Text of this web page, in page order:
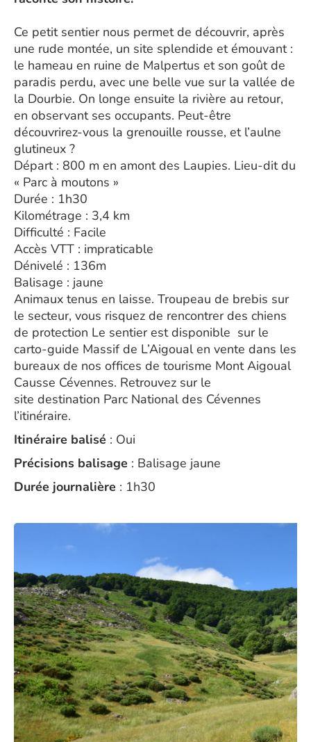
Ce petit sentier nous permet de découvrir, après
une rude montée, un site splendide et émouvant :
le hameau en ruine de Malpertus et son goût de
paradis perdu, avec une belle vue sur la vallée de
la Dourbie. On longe ensuite la rivière au retour,
en observant ses occupants. Peut-être
découvrirez-vous la grenouille rousse, et l’aulne
glutineux ?
Départ : 800 m en amont des Laupies. Lieu-dit du
« Parc à moutons »
Durée : 1h30
Kilométrage : 3,4 km
Difficulté : Facile
Accès VTT : impraticable
Dénivelé : 136m
Balisage : jaune
Animaux tenus en laisse. Troupeau de brebis sur
le secteur, vous risquez de rencontrer des chiens
de protection Le sentier est disponible sur le
carto-guide Massif de L’Aigoual en vente dans les
bureaux de nos offices de tourisme Mont Aigoual
Causse Cévennes. Retrouvez sur le
site destination Parc National des Cévennes
l’itinéraire.
Itinéraire balisé : Oui
Précisions balisage : Balisage jaune
Durée journalière : 1h30